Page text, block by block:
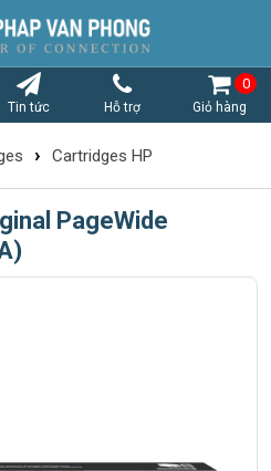
Tin tức Hỗ trợ Giỏ hàng
0
› Cartridges HP
PageWide